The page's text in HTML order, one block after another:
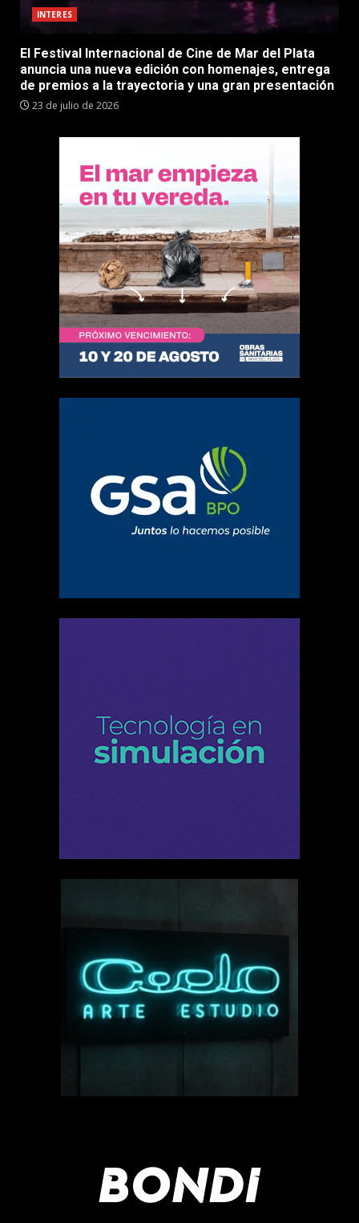
INTERES
El Festival Internacional de Cine de Mar del Plata
anuncia una nueva edición con homenajes, entrega
de premios a la trayectoria y una gran presentación
23 de julio de 2026